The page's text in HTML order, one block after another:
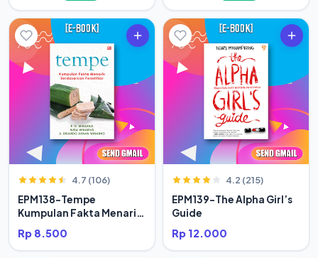
4.7 (106)
EPM138-Tempe
Kumpulan Fakta Menarik
Rp 8.500
4.2 (215)
EPM139-The Alpha Girl’s
Guide
Rp 12.000